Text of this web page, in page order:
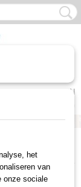
UW WINKELWAGEN
het
van
onze sociale